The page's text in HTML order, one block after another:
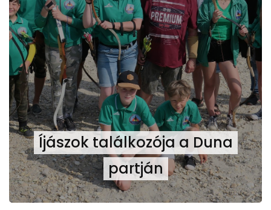
Íjászok találkozója a Duna
partján